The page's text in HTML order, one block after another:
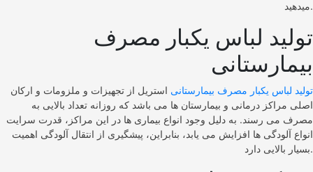
میدهید.
تولید لباس یکبار مصرف
بیمارستانی
تولید لباس یکبار مصرف بیمارستانی استریل از تجهیزات و ملزومات و ارکان
اصلی مراکز درمانی و بیمارستان ها می باشد که روزانه تعداد بالایی به
مصرف می رسند. به دلیل وجود انواع بیماری ها در این مراکز، قدرت سرایت
انواع آلودگی ها افزایش می یابد، بنابراین، پیشگیری از انتقال آلودگی اهمیت
بسیار بالایی دارد.